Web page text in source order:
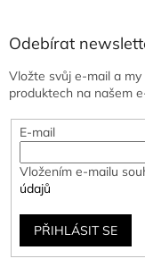
Odebírat
Vložte svůj e-mail a
produktech na našem
E-mail
Vložením e-mailu
údajů
PŘIHLÁSIT SE